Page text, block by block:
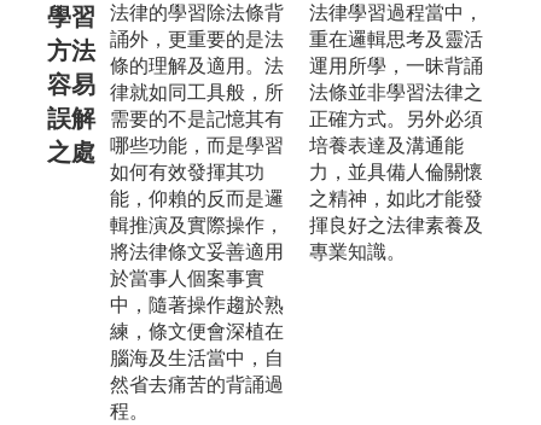
學習
方法
容易
誤解
之處
法律的學習除法條背
誦外，更重要的是法
條的理解及適用。法
律就如同工具般，所
需要的不是記憶其有
哪些功能，而是學習
如何有效發揮其功
能，仰賴的反而是邏
輯推演及實際操作，
將法律條文妥善適用
於當事人個案事實
中，隨著操作趨於熟
練，條文便會深植在
腦海及生活當中，自
然省去痛苦的背誦過
程。
法律學習過程當中，
重在邏輯思考及靈活
運用所學，一昧背誦
法條並非學習法律之
正確方式。另外必須
培養表達及溝通能
力，並具備人倫關懷
之精神，如此才能發
揮良好之法律素養及
專業知識。